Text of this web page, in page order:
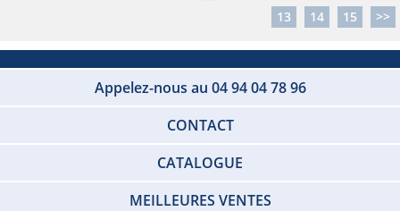
13
14 15 >>
Appelez-nous au 04 94 04 78 96
CONTACT
CATALOGUE
MEILLEURES VENTES